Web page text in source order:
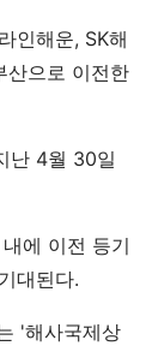
인해운, SK해
산으로 이전한
난 4월 30일
에 이전 등기
대된다.
'해사국제상